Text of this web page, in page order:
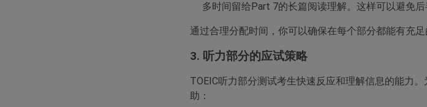
多时间留给Part 7的长篇阅读理解。这样可以避免后
通过合理分配时间，你可以确保在每个部分都能有充
3. 听力部分的应试策略
TOEIC听力部分测试考生快速反应和理解信息的能力
助：